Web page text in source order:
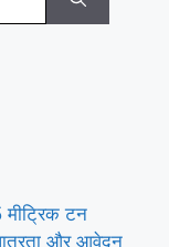
मीट्रिक टन
और आवेदन